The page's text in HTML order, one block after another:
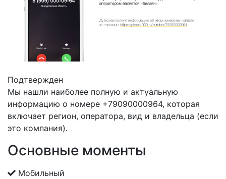
Подтвержден
Мы нашли наиболее полную и актуальную
информацию о номере +79090000964, которая
включает регион, оператора, вид и владельца (если
это компания).
Основные моменты
Мобильный